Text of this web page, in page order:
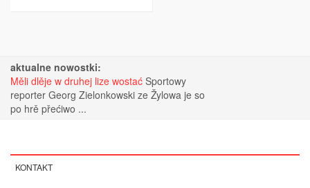
aktualne nowostki:
Měli dlěje w druhej lize wostać Sportowy
reporter Georg Zielonkowski ze Žylowa je so
po hrě přećiwo ...
KONTAKT